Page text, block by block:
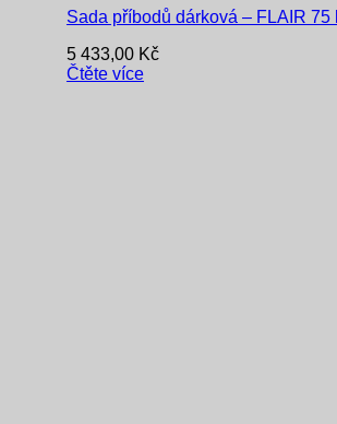
Sada příbodů dárková – FLAIR 75
5 433,00 Kč
Čtěte více